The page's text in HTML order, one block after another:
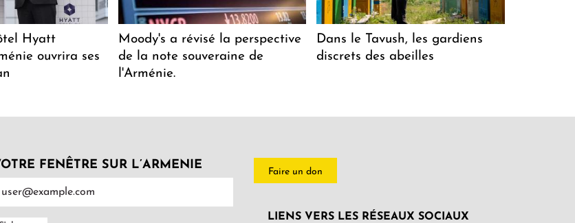
Hyatt
ouvrira ses
Moody's a révisé la perspective
de la note souveraine de
l'Arménie.
Dans le Tavush, les gardiens
discrets des abeilles
FENÊTRE SUR L’ARMENIE
Faire un don
LIENS VERS LES RÉSEAUX SOCIAUX